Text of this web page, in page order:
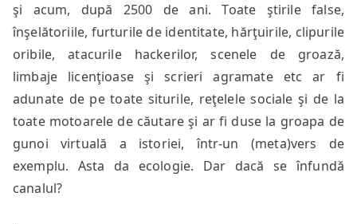
şi acum, după 2500 de ani. Toate ştirile false,
înşelătoriile, furturile de identitate, hărţuirile, clipurile
oribile, atacurile hackerilor, scenele de groază,
limbaje licenţioase şi scrieri agramate etc ar fi
adunate de pe toate siturile, reţelele sociale şi de la
toate motoarele de căutare şi ar fi duse la groapa de
gunoi virtuală a istoriei, într-un (meta)vers de
exemplu. Asta da ecologie. Dar dacă se înfundă
canalul?